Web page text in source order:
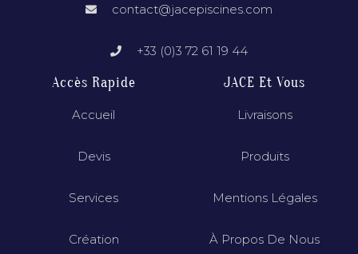
contact@jacepiscines.com
+33 (0)3 72 61 19 44
Accès Rapide
Accueil
Devis
Services
Création
JACE Et Vous
Livraisons
Produits
Mentions Légales
À Propos De Nous